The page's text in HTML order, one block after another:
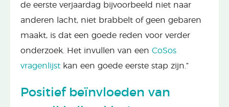
de eerste verjaardag bijvoorbeeld niet naar
anderen lacht, niet brabbelt of geen gebaren
maakt, is dat een goede reden voor verder
onderzoek. Het invullen van een CoSos
vragenlijst kan een goede eerste stap zijn.”
Positief beïnvloeden van